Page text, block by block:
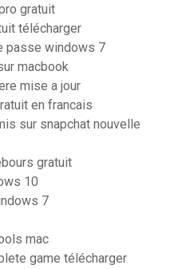
gratuit
télécharger
passe windows 7
macbook
mise a jour
en francais
sur snapchat nouvelle
gratuit
10
7
mac
game télécharger